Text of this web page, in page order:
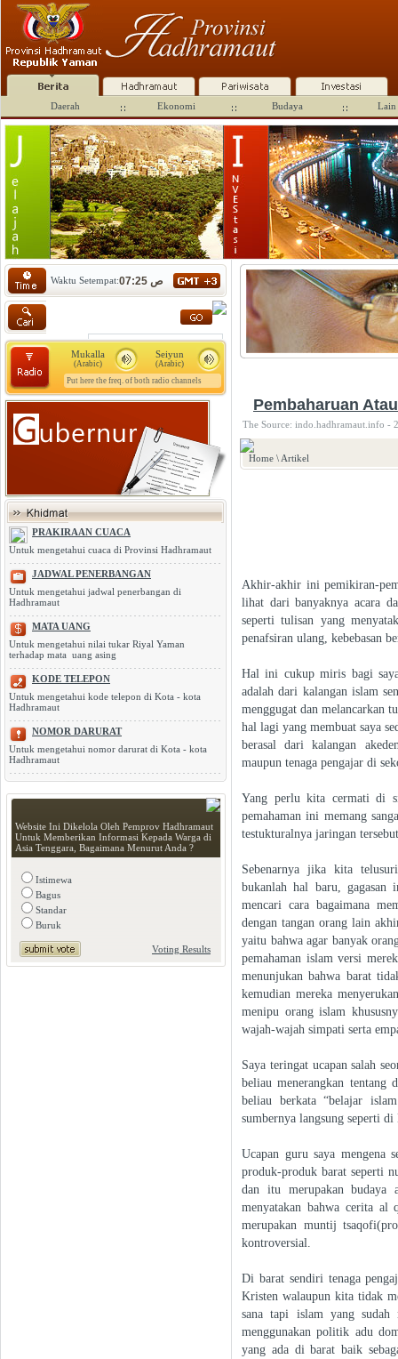
Daerah Ekonomi Budaya Lain
Waktu Setempat: 07:25 ص
Seiyun
(Arabic)
Mukalla
(Arabic)
Put here the freq. of both radio channels
PRAKIRAAN CUACA
Untuk mengetahui cuaca di Provinsi Hadhramaut
JADWAL PENERBANGAN
Untuk mengetahui jadwal penerbangan di
Hadhramaut
MATA UANG
Untuk mengetahui nilai tukar Riyal Yaman
terhadap mata uang asing
KODE TELEPON
Untuk mengetahui kode telepon di Kota - kota
Hadhramaut
NOMOR DARURAT
Untuk mengetahui nomor darurat di Kota - kota
Hadhramaut
Website Ini Dikelola Oleh Pemprov Hadhramaut
Untuk Memberikan Informasi Kepada Warga di
Asia Tenggara, Bagaimana Menurut Anda ?
Istimewa
Bagus
Standar
Buruk
Voting Results
Pembaharuan
The Source: indo.hadhramaut.info -
Home \ Artikel
Akhir-akhir ini pemikiran-
lihat dari banyaknya acara
seperti tulisan yang
penafsiran ulang, kebebasan
Hal ini cukup miris bagi
adalah dari kalangan islam
menggugat dan melancarkan
hal lagi yang membuat saya
berasal dari kalangan
maupun tenaga pengajar di
Yang perlu kita cermati di
pemahaman ini memang
testukturalnya jaringan
Sebenarnya jika kita
bukanlah hal baru,
mencari cara bagaimana
dengan tangan orang lain
yaitu bahwa agar banyak
pemahaman islam versi
menunjukan bahwa barat
kemudian mereka
menipu orang islam
wajah-wajah simpati serta
Saya teringat ucapan salah
beliau menerangkan tentang
beliau berkata “belajar
sumbernya langsung seperti
Ucapan guru saya mengena
produk-produk barat seperti
dan itu merupakan budaya
menyatakan bahwa cerita
merupakan muntij
kontroversial.
Di barat sendiri tenaga
Kristen walaupun kita tidak
sana tapi islam yang sudah
menggunakan politik adu
yang ada di barat baik